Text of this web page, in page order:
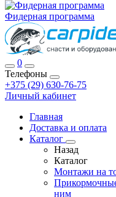
Фидерная программа
0
Телефоны
+375 (29) 630-76-75
Личный кабинет
Главная
Доставка и оплата
Каталог
Назад
Каталог
Монтажи на
ним